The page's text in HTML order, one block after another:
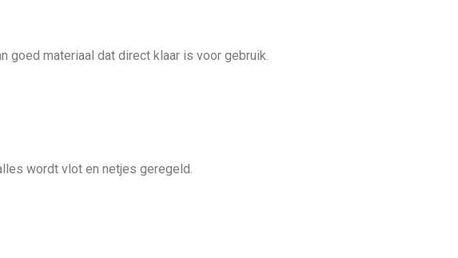
goed materiaal dat direct klaar is voor gebruik.
wordt vlot en netjes geregeld.